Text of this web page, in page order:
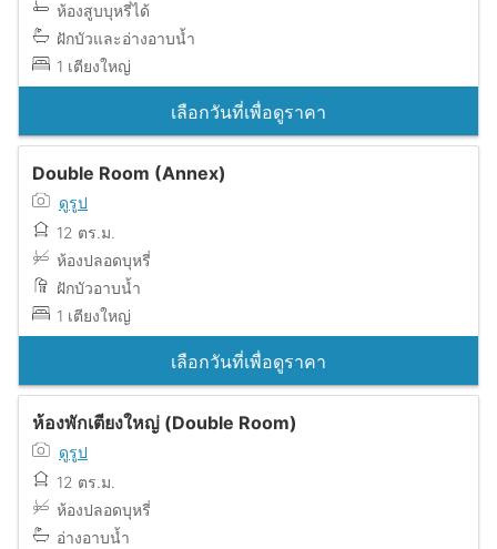
ห้องสูบบุหรี่ได้
ฝักบัวและอ่างอาบน้ำ
1 เตียงใหญ่
เลือกวันที่เพื่อดูราคา
Double Room (Annex)
ดูรูป
12 ตร.ม.
ห้องปลอดบุหรี่
ฝักบัวอาบน้ำ
1 เตียงใหญ่
เลือกวันที่เพื่อดูราคา
ห้องพักเตียงใหญ่ (Double Room)
ดูรูป
12 ตร.ม.
ห้องปลอดบุหรี่
อ่างอาบน้ำ